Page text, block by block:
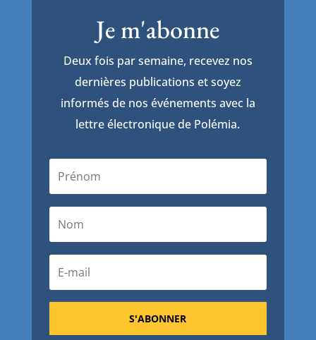
Je m'abonne
Deux fois par semaine, recevez nos
dernières publications et soyez
informés de nos événements avec la
lettre électronique de Polémia.
S'ABONNER